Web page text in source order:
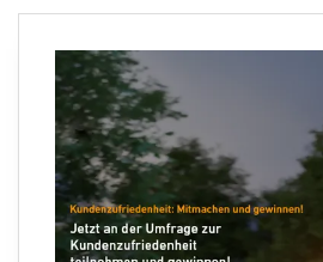
Ihre E-Mail Adresse